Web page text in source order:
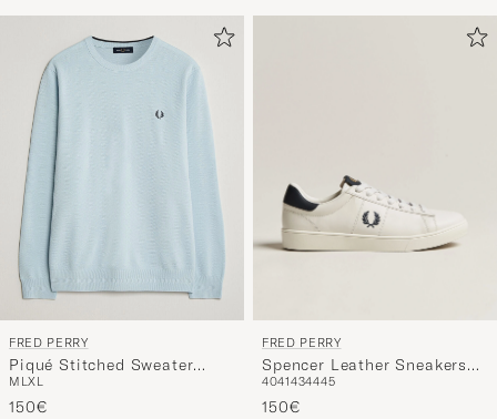
FRED PERRY
Piqué Stitched Sweater
Light Ice
M LXL
150€
FRED PERRY
Spencer Leather Sneakers
Porcelain/Navy
4041434445
150€